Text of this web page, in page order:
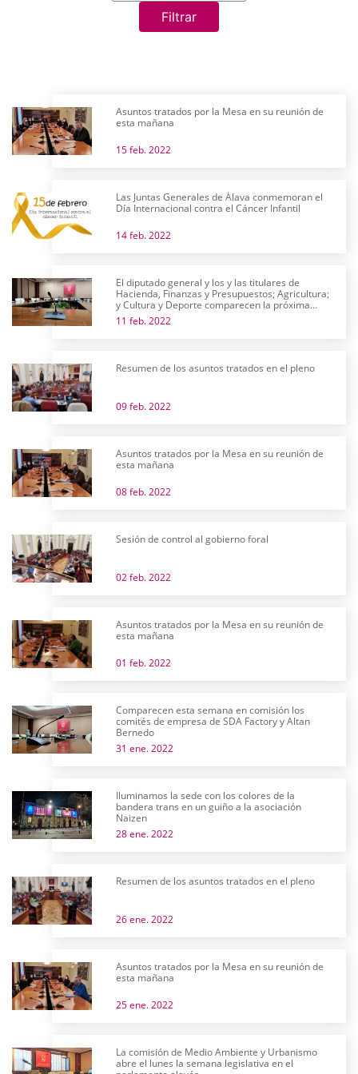
Filtrar
Asuntos tratados por la Mesa en su reunión de
esta mañana
15 feb. 2022
Las Juntas Generales de Álava conmemoran el
Día Internacional contra el Cáncer Infantil
14 feb. 2022
El diputado general y los y las titulares de
Hacienda, Finanzas y Presupuestos; Agricultura;
y Cultura y Deporte comparecen la próxima
semana en comisión
11 feb. 2022
Resumen de los asuntos tratados en el pleno
09 feb. 2022
Asuntos tratados por la Mesa en su reunión de
esta mañana
08 feb. 2022
Sesión de control al gobierno foral
02 feb. 2022
Asuntos tratados por la Mesa en su reunión de
esta mañana
01 feb. 2022
Comparecen esta semana en comisión los
comités de empresa de SDA Factory y Altan
Bernedo
31 ene. 2022
Iluminamos la sede con los colores de la
bandera trans en un guiño a la asociación
Naizen
28 ene. 2022
Resumen de los asuntos tratados en el pleno
26 ene. 2022
Asuntos tratados por la Mesa en su reunión de
esta mañana
25 ene. 2022
La comisión de Medio Ambiente y Urbanismo
abre el lunes la semana legislativa en el